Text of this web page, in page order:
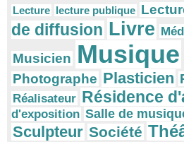
Lecture lecture publique
de diffusion Livre
Musicien Musique
Photographe Plasticien
Réalisateur Résidence
d'exposition Salle de
Sculpteur Société